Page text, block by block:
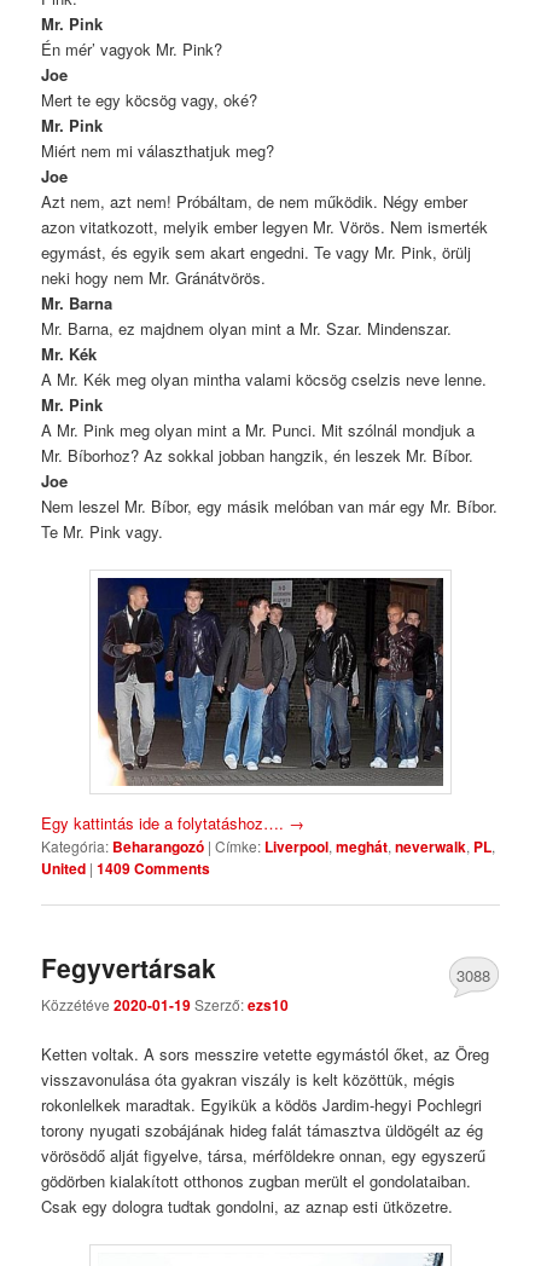
Mr. Pink
Én mér’ vagyok Mr. Pink?
Joe
Mert te egy köcsög vagy, oké?
Mr. Pink
Miért nem mi választhatjuk meg?
Joe
Azt nem, azt nem! Próbáltam, de nem működik. Négy ember
azon vitatkozott, melyik ember legyen Mr. Vörös. Nem ismerték
egymást, és egyik sem akart engedni. Te vagy Mr. Pink, örülj
neki hogy nem Mr. Gránátvörös.
Mr. Barna
Mr. Barna, ez majdnem olyan mint a Mr. Szar. Mindenszar.
Mr. Kék
A Mr. Kék meg olyan mintha valami köcsög cselzis neve lenne.
Mr. Pink
A Mr. Pink meg olyan mint a Mr. Punci. Mit szólnál mondjuk a
Mr. Bíborhoz? Az sokkal jobban hangzik, én leszek Mr. Bíbor.
Joe
Nem leszel Mr. Bíbor, egy másik melóban van már egy Mr. Bíbor.
Te Mr. Pink vagy.
Egy kattintás ide a folytatáshoz…. →
Kategória: Beharangozó |Címke: Liverpool,meghát,neverwalk, PL,
United |1409 Comments
Fegyvertársak
Közzétéve2020-01-19Szerző:ezs10
3088
Ketten voltak. A sors messzire vetette egymástól őket, az Öreg
visszavonulása óta gyakran viszály is kelt közöttük, mégis
rokonlelkek maradtak. Egyikük a ködös Jardim-hegyi Pochlegri
torony nyugati szobájának hideg falát támasztva üldögélt az ég
vörösödő alját figyelve, társa, mérföldekre onnan, egy egyszerű
gödörben kialakított otthonos zugban merült el gondolataiban.
Csak egy dologra tudtak gondolni, az aznap esti ütközetre.